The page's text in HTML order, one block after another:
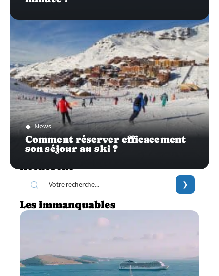
News
Comment réserver efficacement
son séjour au ski ?
Recherche
Les immanquables